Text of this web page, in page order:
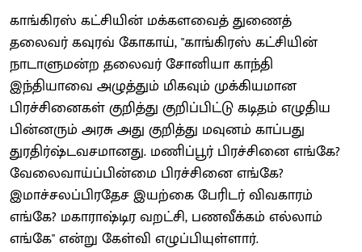
காங்கிரஸ் கட்சியின் மக்களவைத் துணைத்
தலைவர் கவுரவ் கோகாய், "காங்கிரஸ் கட்சியின்
நாடாளுமன்ற தலைவர் சோனியா காந்தி
இந்தியாவை அழுத்தும் மிகவும் முக்கியமான
பிரச்சினைகள் குறித்து குறிப்பிட்டு கடிதம் எழுதிய
பின்னரும் அரசு அது குறித்து மவுனம் காப்பது
துரதிர்ஷ்டவசமானது. மணிப்பூர் பிரச்சினை எங்கே?
வேலைவாய்ப்பின்மை பிரச்சினை எங்கே?
இமாச்சலப்பிரதேச இயற்கை பேரிடர் விவகாரம்
எங்கே? மகாராஷ்டிர வறட்சி, பணவீக்கம் எல்லாம்
எங்கே" என்று கேள்வி எழுப்பியுள்ளார்.